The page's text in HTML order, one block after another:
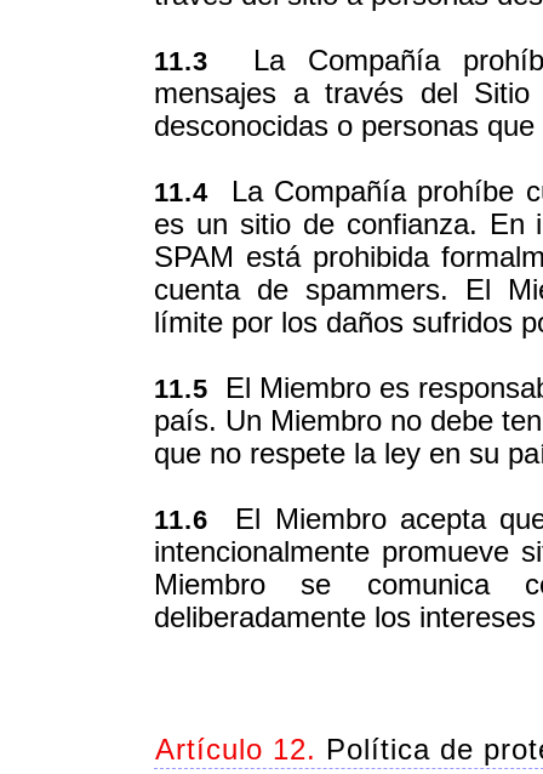
11.3 La Compañía
mensajes a través del
desconocidas o personas
11.4 La Compañía prohíbe
es un sitio de confianza. En
SPAM está prohibida
cuenta de spammers. El
límite por los daños sufridos
11.5 El Miembro es
país. Un Miembro no debe
que no respete la ley en su
11.6 El Miembro acepta
intencionalmente promueve
Miembro se comunica
deliberadamente los
Artículo 12. Política de